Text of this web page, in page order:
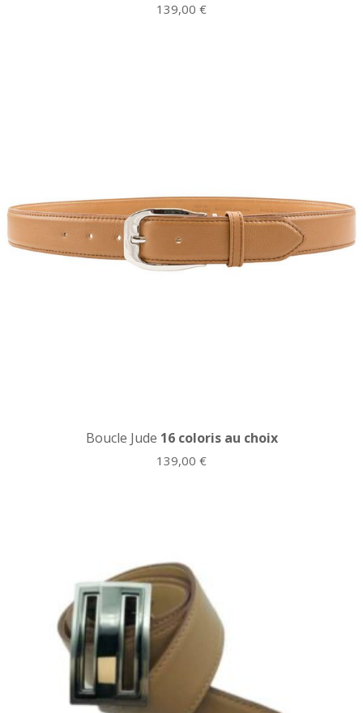
139,00 €
Boucle Jude 16 coloris au choix
139,00 €